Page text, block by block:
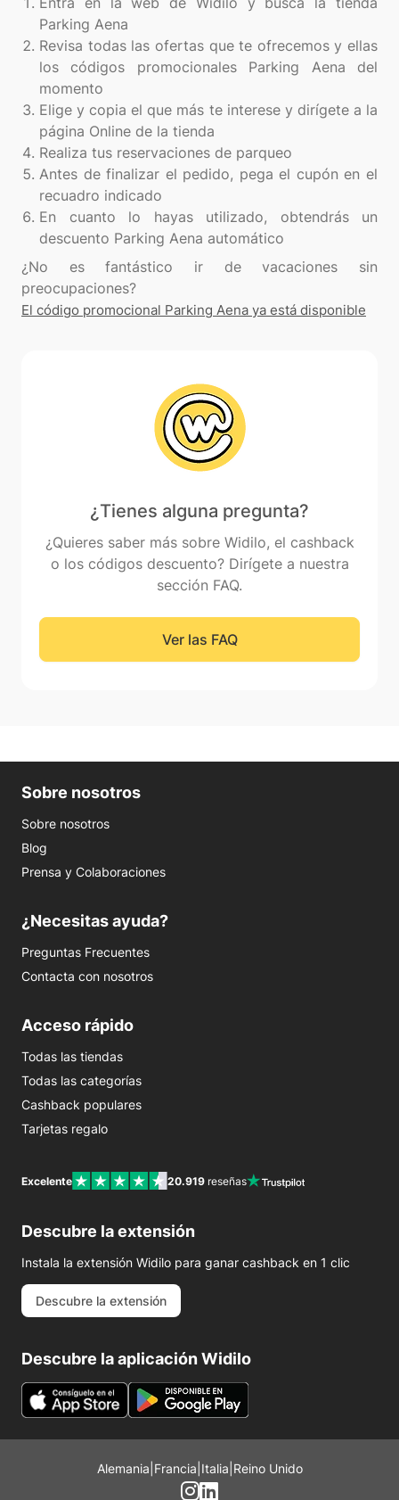
Parking Aena
Revisa todas las ofertas que te ofrecemos y ellas
los códigos promocionales Parking Aena del
momento
Elige y copia el que más te interese y dirígete a la
página Online de la tienda
Realiza tus reservaciones de parqueo
Antes de finalizar el pedido, pega el cupón en el
recuadro indicado
En cuanto lo hayas utilizado, obtendrás un
descuento Parking Aena automático
¿No es fantástico ir de vacaciones sin
El código promocional Parking Aena ya está disponible
¿Tienes alguna pregunta?
¿Quieres saber más sobre Widilo, el cashback
o los códigos descuento? Dirígete a nuestra
sección FAQ.
Ver las FAQ
Sobre nosotros
Sobre nosotros
Blog
Prensa y Colaboraciones
¿Necesitas ayuda?
Preguntas Frecuentes
Contacta con nosotros
Acceso rápido
Todas las tiendas
Todas las categorías
Cashback populares
Tarjetas regalo
Excelente 20.919 reseñas
Descubre la extensión
Instala la extensión Widilo para ganar cashback en 1 clic
Descubre la extensión
Descubre la aplicación Widilo
Alemania Francia Italia Reino Unido